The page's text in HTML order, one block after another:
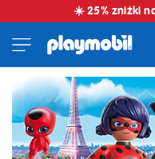
☀️ 25% zniżki